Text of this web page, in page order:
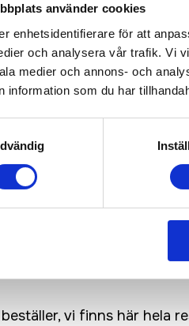
använder cookies
enhetsidentifierare för att
och analysera vår trafik. Vi
medier och annons- och
information som du har
tight passform och
Kontakta oss här
Det
vi finns här hela